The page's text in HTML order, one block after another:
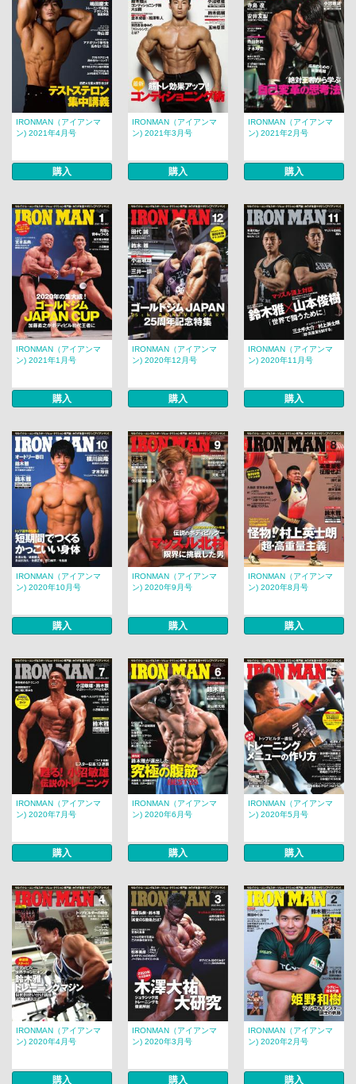
IRONMAN（アイアンマ
ン) 2021年4月号
購入
IRONMAN（アイアンマ
ン) 2021年3月号
購入
IRONMAN（アイアンマ
ン) 2021年2月号
購入
IRONMAN（アイアンマ
ン) 2021年1月号
購入
IRONMAN（アイアンマ
ン) 2020年12月号
購入
IRONMAN（アイアンマ
ン) 2020年11月号
購入
IRONMAN（アイアンマ
ン) 2020年10月号
購入
IRONMAN（アイアンマ
ン) 2020年9月号
購入
IRONMAN（アイアンマ
ン) 2020年8月号
購入
IRONMAN（アイアンマ
ン) 2020年7月号
購入
IRONMAN（アイアンマ
ン) 2020年6月号
購入
IRONMAN（アイアンマ
ン) 2020年5月号
購入
IRONMAN（アイアンマ
ン) 2020年4月号
購入
IRONMAN（アイアンマ
ン) 2020年3月号
購入
IRONMAN（アイアンマ
ン) 2020年2月号
購入